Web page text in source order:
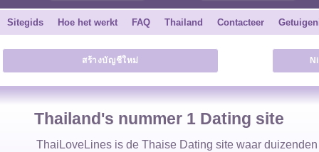
Getuigenissen
Vertel een vriend
Sitegids
Sitegids Hoe het werkt FAQ Thailand Contacteer
สร้างบัญชีใหม่
Thailand's nummer 1 Dating site
ThaiLoveLines is de Thaise Dating site waar